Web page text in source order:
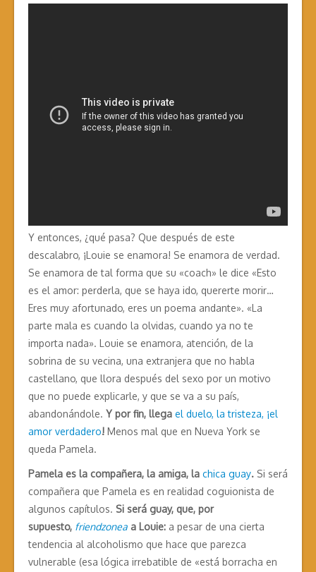
Y entonces, ¿qué pasa? Que después de este
descalabro, ¡Louie se enamora! Se enamora de verdad.
Se enamora de tal forma que su «coach» le dice «Esto
es el amor: perderla, que se haya ido, quererte morir…
Eres muy afortunado, eres un poema andante». «La
parte mala es cuando la olvidas, cuando ya no te
importa nada». Louie se enamora, atención, de la
sobrina de su vecina, una extranjera que no habla
castellano, que llora después del sexo por un motivo
que no puede explicarle, y que se va a su país,
abandonándole. Y por fin, llega el duelo, la tristeza, ¡el
amor verdadero! Menos mal que en Nueva York se
queda Pamela.
Pamela es la compañera, la amiga, la chica guay. Si será
compañera que Pamela es en realidad coguionista de
algunos capítulos. Si será guay, que, por
supuesto, friendzonea a Louie: a pesar de una cierta
tendencia al alcoholismo que hace que parezca
vulnerable (esa lógica irrebatible de «está borracha en